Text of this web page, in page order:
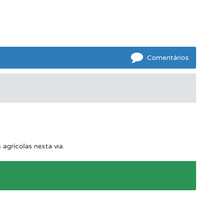
oficial.
Comentários
nesta via.